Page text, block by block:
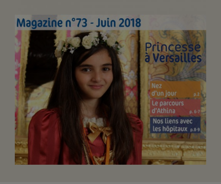
FAIRE UN DON
ASSURANCE VIE/LEGS
ESPACE PRESSE
JE DEVIENS
BÉNÉVOLE
DEVENIR
UN PETIT PRINCE